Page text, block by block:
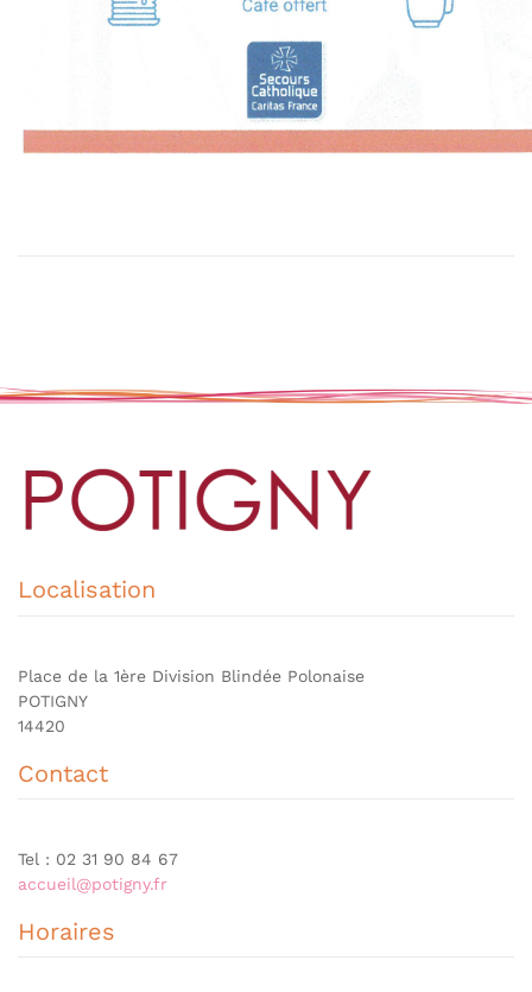
Localisation
Place de la 1ère Division Blindée Polonaise
POTIGNY
14420
Contact
Tel : 02 31 90 84 67
accueil@potigny.fr
Horaires